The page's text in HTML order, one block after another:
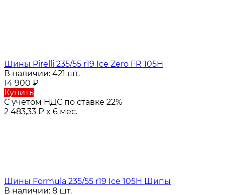
Шины Pirelli 235/55 r19 Ice Zero FR 105H
В наличии: 421 шт.
14 900 ₽
Купить
С учётом НДС по ставке 22%
2 483,33 ₽ x 6 мес.
Шины Formula 235/55 r19 Ice 105H Шипы
В наличии: 8 шт.